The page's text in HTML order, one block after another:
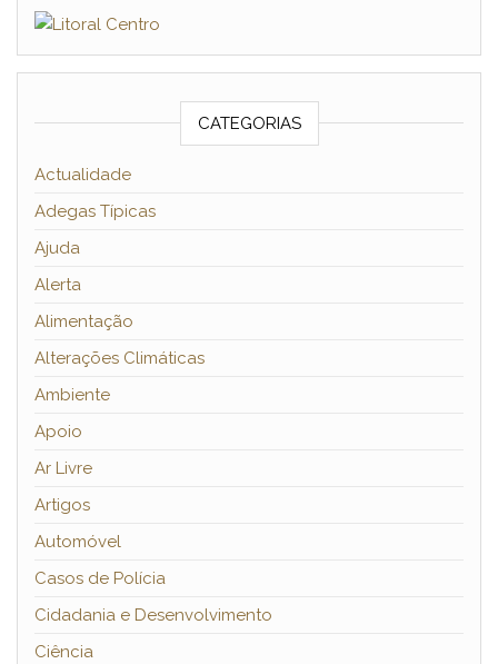
CATEGORIAS
Actualidade
Adegas Típicas
Ajuda
Alerta
Alimentação
Alterações Climáticas
Ambiente
Apoio
Ar Livre
Artigos
Automóvel
Casos de Polícia
Cidadania e Desenvolvimento
Ciência